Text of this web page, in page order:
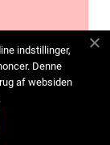
indstillinger,
Denne
af websiden